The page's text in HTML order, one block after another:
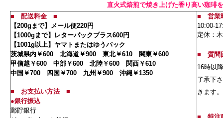
直火式焙煎で焼き上げた香り高い珈琲
■ 配送料金 ■
【200gまで】メール便220円
【1000gまで】レターパックプラス600円
【1001g以上】ヤマトまたはゆうパック
茨城県内￥600 北海道￥900 東北￥610 関東￥600
甲信越￥600 中部￥600 北陸￥600 関西￥610
中国￥700 四国￥700 九州￥900 沖縄￥1350
■ お支払い方法■
●銀行振込
郵貯銀行
■ 営業
10:00-
定休：
■ 質問
16時以
了承下
きます。